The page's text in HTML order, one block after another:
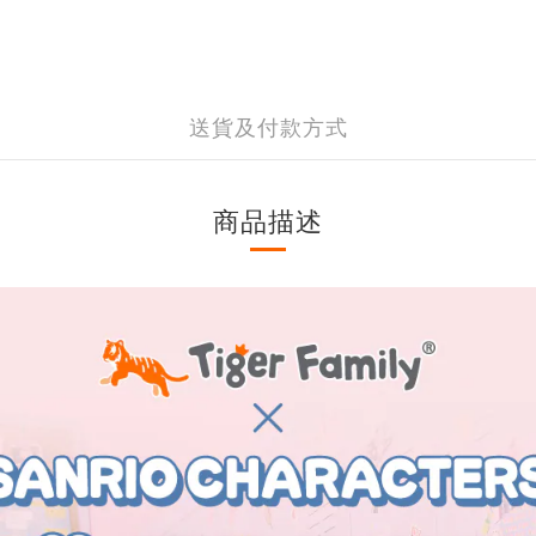
送貨及付款方式
商品描述